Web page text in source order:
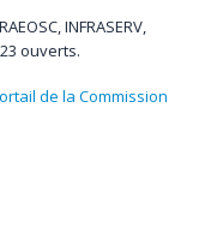
INFRASERV,
ouverts.
de la Commission